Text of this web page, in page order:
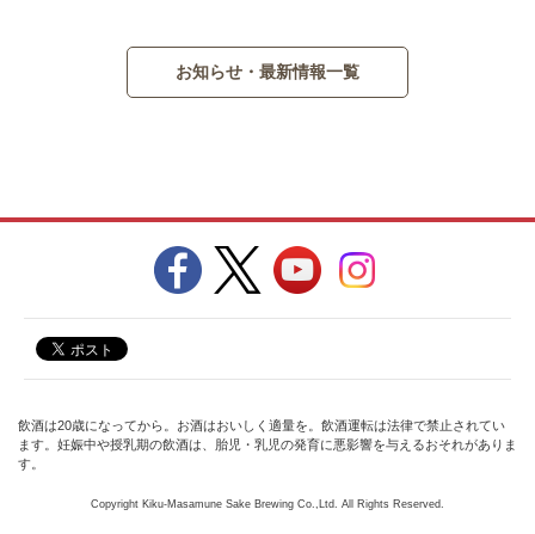
お知らせ・最新情報一覧
飲酒は20歳になってから。お酒はおいしく適量を。飲酒運転は法律で禁止されてい
ます。妊娠中や授乳期の飲酒は、胎児・乳児の発育に悪影響を与えるおそれがありま
す。
Copyright Kiku-Masamune Sake Brewing Co.,Ltd. All Rights Reserved.